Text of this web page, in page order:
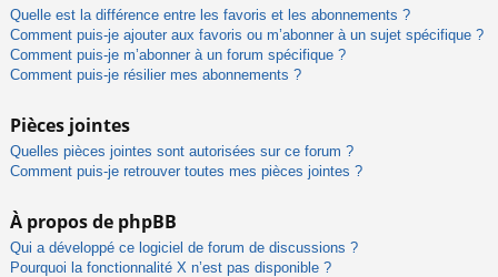
Quelle est la différence entre les favoris et les abonnements ?
Comment puis-je ajouter aux favoris ou m’abonner à un sujet spécifique ?
Comment puis-je m’abonner à un forum spécifique ?
Comment puis-je résilier mes abonnements ?
Pièces jointes
Quelles pièces jointes sont autorisées sur ce forum ?
Comment puis-je retrouver toutes mes pièces jointes ?
À propos de phpBB
Qui a développé ce logiciel de forum de discussions ?
Pourquoi la fonctionnalité X n’est pas disponible ?